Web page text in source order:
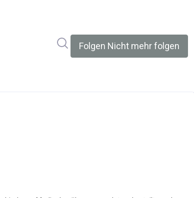
Im Newsroom suchen
Folgen Nicht mehr folgen